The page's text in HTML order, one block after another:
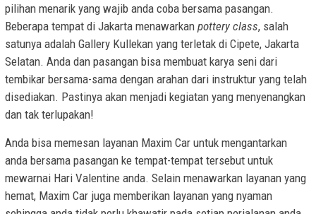
pilihan menarik yang wajib anda coba bersama pasangan.
Beberapa tempat di Jakarta menawarkan pottery class, salah
satunya adalah Gallery Kullekan yang terletak di Cipete, Jakarta
Selatan. Anda dan pasangan bisa membuat karya seni dari
tembikar bersama-sama dengan arahan dari instruktur yang telah
disediakan. Pastinya akan menjadi kegiatan yang menyenangkan
dan tak terlupakan!
Anda bisa memesan layanan Maxim Car untuk mengantarkan
anda bersama pasangan ke tempat-tempat tersebut untuk
mewarnai Hari Valentine anda. Selain menawarkan layanan yang
hemat, Maxim Car juga memberikan layanan yang nyaman